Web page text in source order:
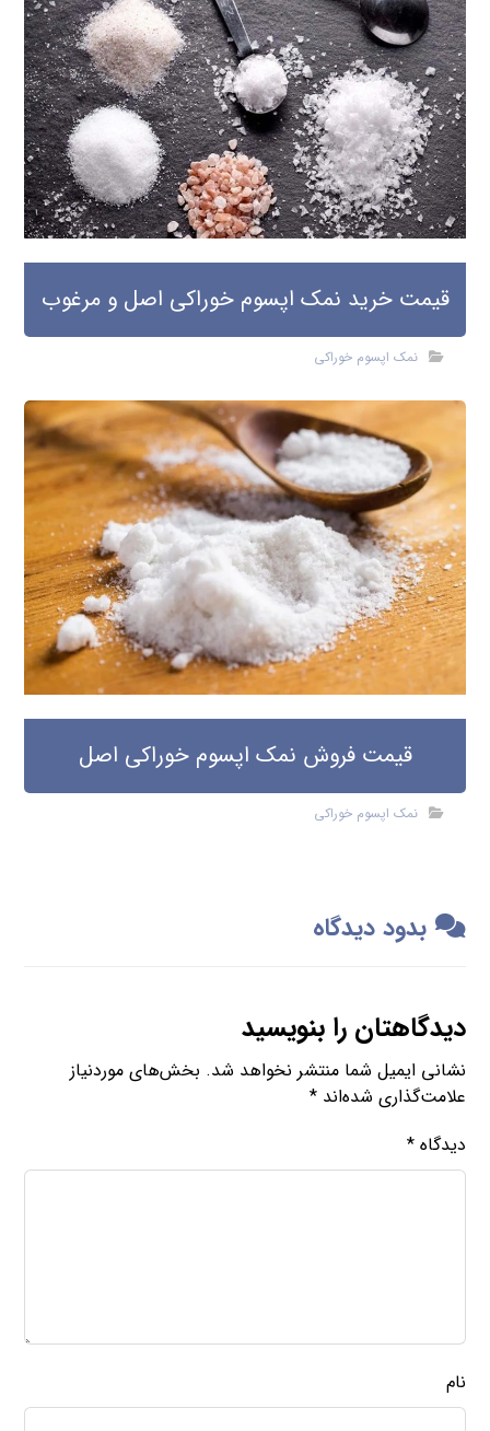
قیمت خرید نمک اپسوم خوراکی اصل و مرغوب
نمک اپسوم خوراکی
قیمت فروش نمک اپسوم خوراکی اصل
نمک اپسوم خوراکی
بدود دیدگاه
دیدگاهتان را بنویسید
نشانی ایمیل شما منتشر نخواهد شد. بخش‌های موردنیاز
علامت‌گذاری شده‌اند*
دیدگاه*
نام